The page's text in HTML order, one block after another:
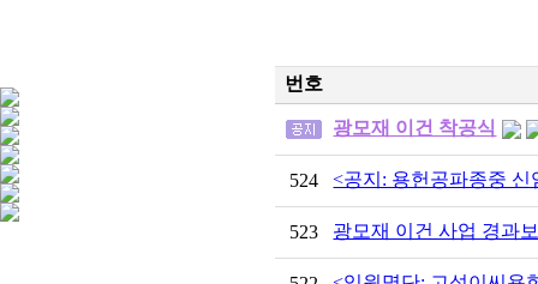
번호
광모재 이건 착공식
524 <공지: 용헌공파종중
523 광모재 이건 사업 경과